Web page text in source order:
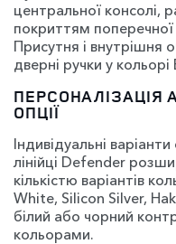
центральної консолі,
покриттям
Присутня і внутрішня
дверні ручки у
ПЕРСОНАЛІЗАЦІЯ
ОПЦІЇ
Індивідуальні
лінійці Defender
кількістю варіантів
White, Silicon Silver,
білий або чорний
кольорами.